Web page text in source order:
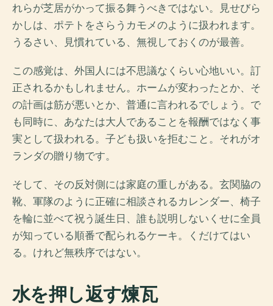
れらが芝居がかって振る舞うべきではない。見せびら
かしは、ポテトをさらうカモメのように扱われます。
うるさい、見慣れている、無視しておくのが最善。
この感覚は、外国人には不思議なくらい心地いい。訂
正されるかもしれません。ホームが変わったとか、そ
の計画は筋が悪いとか、普通に言われるでしょう。で
も同時に、あなたは大人であることを報酬ではなく事
実として扱われる。子ども扱いを拒むこと。それがオ
ランダの贈り物です。
そして、その反対側には家庭の重しがある。玄関脇の
靴、軍隊のように正確に相談されるカレンダー、椅子
を輪に並べて祝う誕生日、誰も説明しないくせに全員
が知っている順番で配られるケーキ。くだけてはい
る。けれど無秩序ではない。
水を押し返す煉瓦